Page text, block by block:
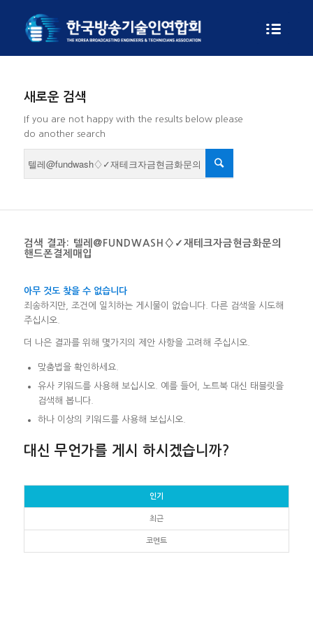
새로운 검색
If you are not happy with the results below please
do another search
검색 결과: 텔레@FUNDWASH♢✓재테크자금현금화문의
핸드폰결제매입
아무 것도 찾을 수 없습니다
죄송하지만, 조건에 일치하는 게시물이 없습니다. 다른 검색을 시도해
주십시오.
더 나은 결과를 위해 몇가지의 제안 사항을 고려해 주십시오.
맞춤법을 확인하세요.
유사 키워드를 사용해 보십시오. 예를 들어, 노트북 대신 태블릿을
검색해 봅니다.
하나 이상의 키워드를 사용해 보십시오.
대신 무언가를 게시 하시겠습니까?
인기
최근
코멘트